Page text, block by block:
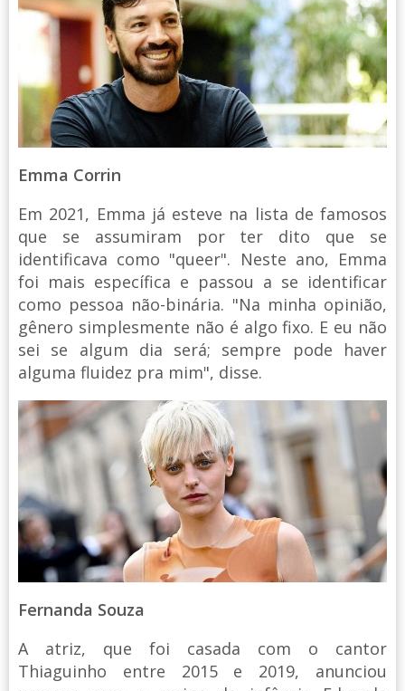
Emma Corrin
Em 2021, Emma já esteve na lista de famosos
que se assumiram por ter dito que se
identificava como "queer". Neste ano, Emma
foi mais específica e passou a se identificar
como pessoa não-binária. "Na minha opinião,
gênero simplesmente não é algo fixo. E eu não
sei se algum dia será; sempre pode haver
alguma fluidez pra mim", disse.
Fernanda Souza
A atriz, que foi casada com o cantor
Thiaguinho entre 2015 e 2019, anunciou